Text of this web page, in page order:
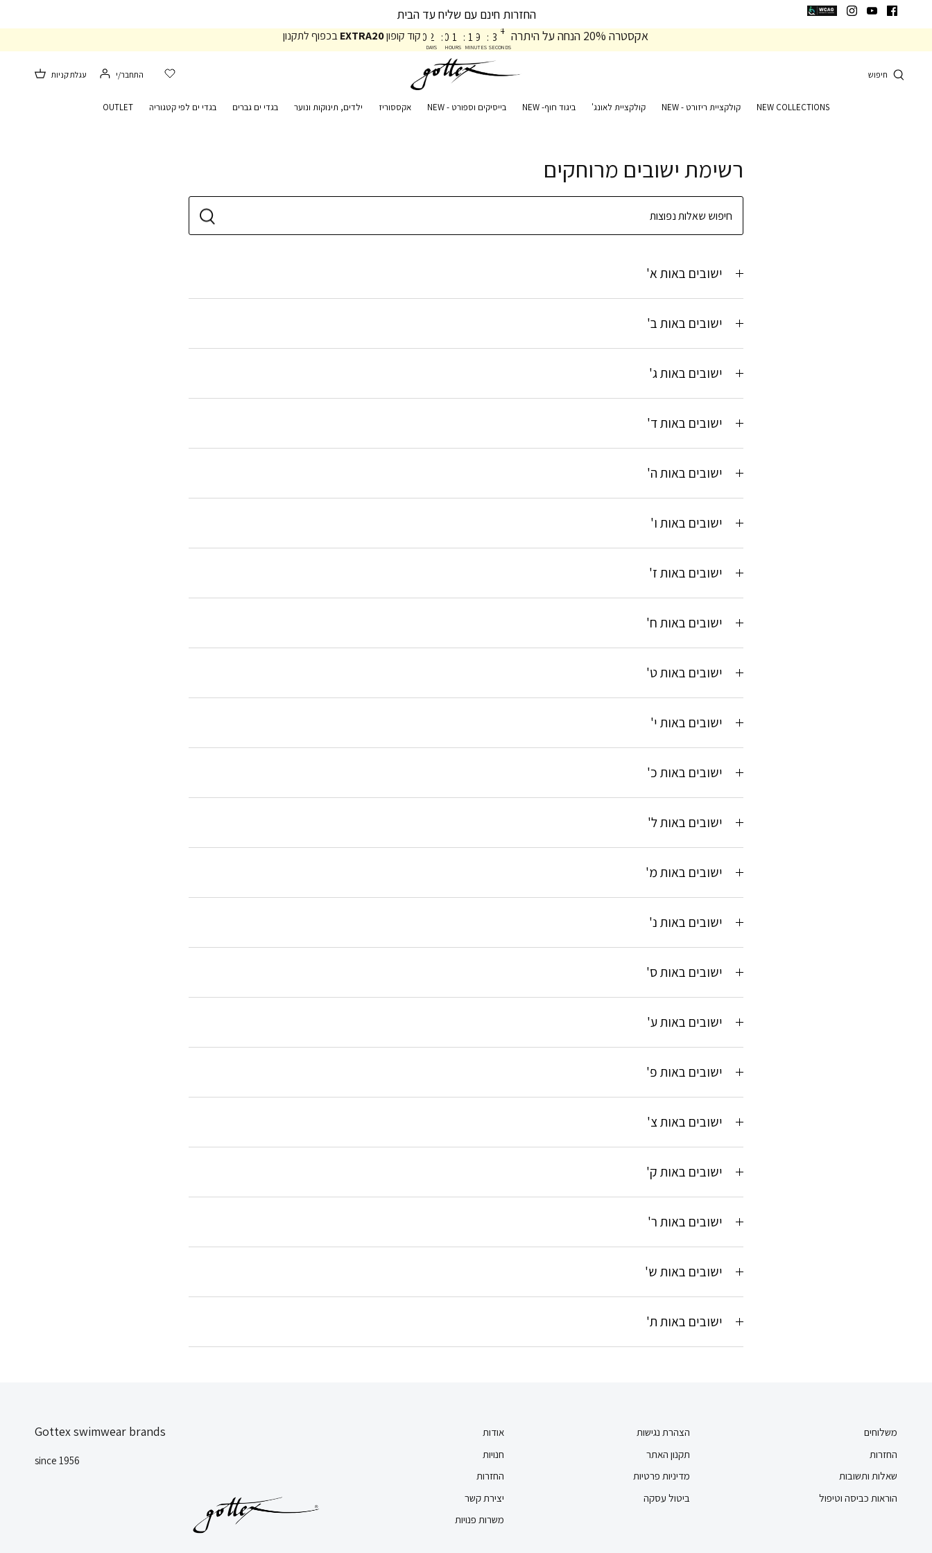
החזרות חינם עם שליח עד הבית
אקסטרה 20% הנחה על היתרה
2
0
DAYS
:
1
1
0
HOURS
:
9
9
1
1
MINUTES
:
3
4
3
3
SECONDS
קוד קופוןEXTRA20בכפוף לתקנון
חיפוש התחבר/י עגלת קניות
NEW COLLECTIONS קולקציית ריזורט - NEW קולקציית לאונג' ביגוד חוף- NEW בייסיקים וספורט - NEW אקססוריז ילדים, תינוקות ונוער בגדי ים גברים בגדי ים לפי קטגוריה OUTLET
רשימת ישובים מרוחקים
ישובים באות א'
ישובים באות ב'
ישובים באות ג'
ישובים באות ד'
ישובים באות ה'
ישובים באות ו'
ישובים באות ז'
ישובים באות ח'
ישובים באות ט'
ישובים באות י'
ישובים באות כ'
ישובים באות ל'
ישובים באות מ'
ישובים באות נ'
ישובים באות ס'
ישובים באות ע'
ישובים באות פ'
ישובים באות צ'
ישובים באות ק'
ישובים באות ר'
ישובים באות ש'
ישובים באות ת'
משלוחים
החזרות
שאלות ותשובות
הוראות כביסה וטיפול
הצהרת נגישות
תקנון האתר
מדיניות פרטיות
ביטול עסקה
אודות
חנויות
החזרות
יצירת קשר
משרות פנויות
Gottex swimwear brands
since 1956